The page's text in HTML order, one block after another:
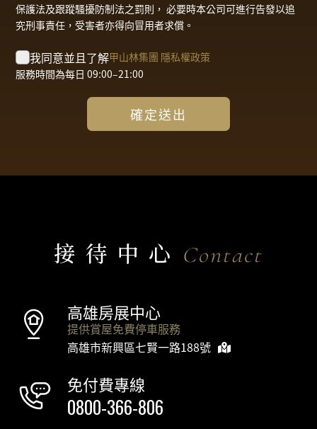
保護法及跟蹤騷擾防制法之罰則， 必要時本公司可進行告發以追
究刑事責任，受害者亦得向冒用者求償。
我同意並且了解甲山林集團 隱私權政策
服務時間為每日 09:00–21:00
確定送出
接待中心 Contact
高雄房展中心
提供賞屋免費停車服務
高雄市新興區七賢一路188號
免付費專線
0800-366-806